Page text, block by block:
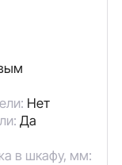
Нет
Да
в шкафу, мм: